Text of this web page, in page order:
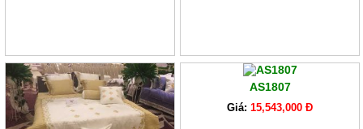
AS1807
Giá: 15,543,000 Đ